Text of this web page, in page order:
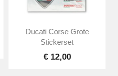
Ducati Corse Grote
Stickerset
€ 12,00